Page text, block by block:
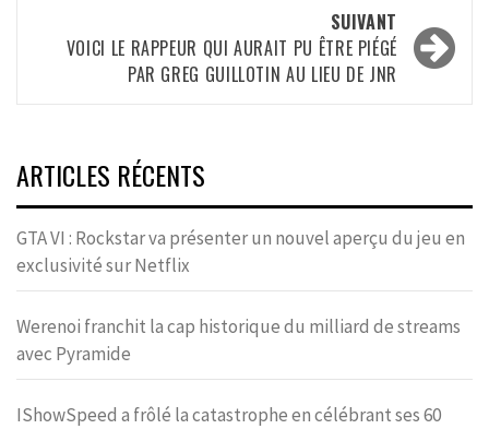
SUIVANT
VOICI LE RAPPEUR QUI AURAIT PU ÊTRE PIÉGÉ
PAR GREG GUILLOTIN AU LIEU DE JNR
ARTICLES RÉCENTS
GTA VI : Rockstar va présenter un nouvel aperçu du jeu en
exclusivité sur Netflix
Werenoi franchit la cap historique du milliard de streams
avec Pyramide
IShowSpeed a frôlé la catastrophe en célébrant ses 60